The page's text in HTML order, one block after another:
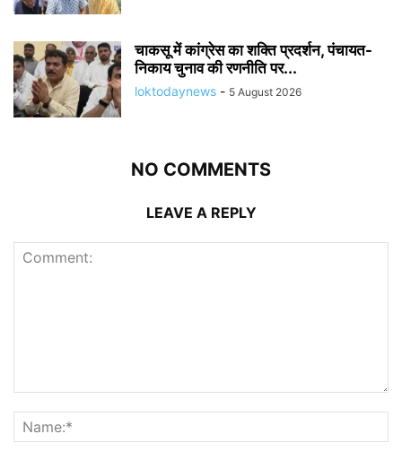
चाकसू में कांग्रेस का शक्ति प्रदर्शन, पंचायत-
निकाय चुनाव की रणनीति पर...
loktodaynews - 5 August 2026
NO COMMENTS
LEAVE A REPLY